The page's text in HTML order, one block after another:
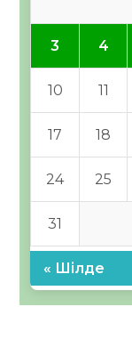
3 4
10 11
17 18
24 25
31
« Шілде